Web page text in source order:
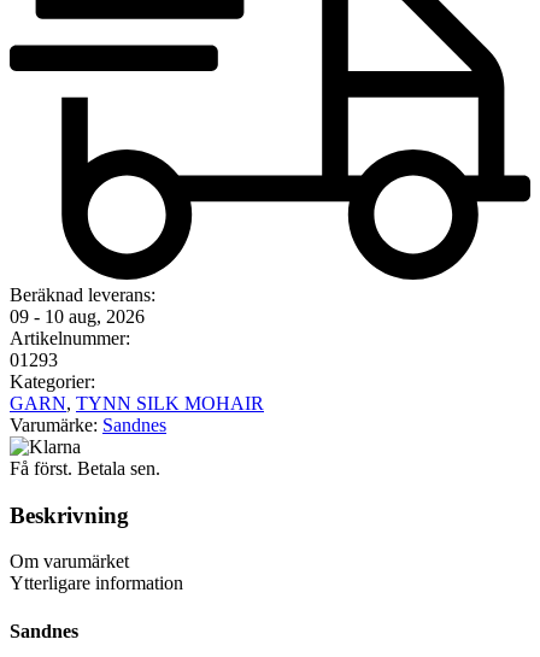
Beräknad leverans:
09 - 10 aug, 2026
Artikelnummer:
01293
Kategorier:
GARN, TYNN SILK MOHAIR
Varumärke: Sandnes
Få först. Betala sen.
Beskrivning
Om varumärket
Ytterligare information
Sandnes